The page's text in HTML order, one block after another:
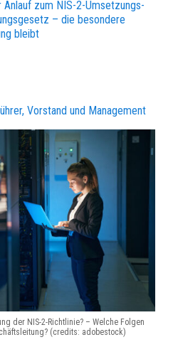
zum NIS-2-Umsetzungs-
– die besondere
bleibt
Vorstand und Management
der NIS-2-Richtlinie? – Welche Folgen
(credits: adobestock)